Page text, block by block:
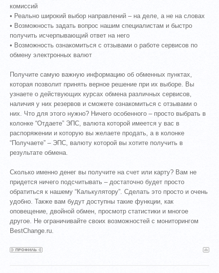
комиссий
• Реально широкий выбор направлений – на деле, а не на словах
• Возможность задать вопрос нашим специалистам и быстро
получить исчерпывающий ответ на него
• Возможность ознакомиться с отзывами о работе сервисов по
обмену электронных валют
Получите самую важную информацию об обменных пунктах,
которая позволит принять верное решение при их выборе. Вы
узнаете о действующих курсах обмена различных сервисов,
наличия у них резервов и сможете ознакомиться с отзывами о
них. Что для этого нужно? Ничего особенного – просто выбрать в
колонке “Отдаете” ЭПС, валюта которой имеется у вас в
распоряжении и которую вы желаете продать, а в колонке
“Получаете” – ЭПС, валюту которой вы хотите получить в
результате обмена.
Сколько именно денег вы получите на счет или карту? Вам не
придется ничего подсчитывать – достаточно будет просто
обратиться к нашему “Калькулятору”. Сделать это просто и очень
удобно. Также вам будут доступны такие функции, как
оповещение, двойной обмен, просмотр статистики и многое
другое. Не ограничивайте своих возможностей с мониторингом
BestChange.ru.